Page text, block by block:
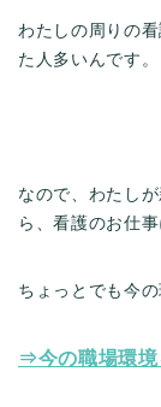
わたしの周りの
た人多いんです。
なので、わたし
ら、看護のお仕
ちょっとでも今
⇒今の職場環境